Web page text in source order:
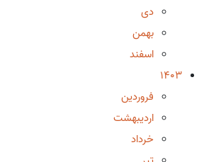
دی
بهمن
اسفند
1403
فروردین
اردیبهشت
خرداد